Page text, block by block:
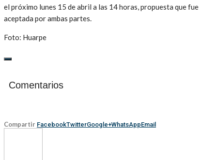
el próximo lunes 15 de abril a las 14 horas, propuesta que fue
aceptada por ambas partes.
Foto: Huarpe
Comentarios
Compartir FacebookTwitterGoogle+WhatsAppEmail